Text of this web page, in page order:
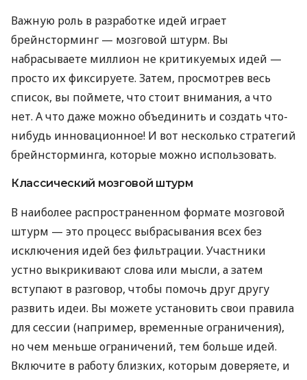
Важную роль в разработке идей играет
брейнсторминг — мозговой штурм. Вы
набрасываете миллион не критикуемых идей —
просто их фиксируете. Затем, просмотрев весь
список, вы поймете, что стоит внимания, а что
нет. А что даже можно объединить и создать что-
нибудь инновационное! И вот несколько стратегий
брейнсторминга, которые можно использовать.
Классический мозговой штурм
В наиболее распространенном формате мозговой
штурм — это процесс выбрасывания всех без
исключения идей без фильтрации. Участники
устно выкрикивают слова или мысли, а затем
вступают в разговор, чтобы помочь друг другу
развить идеи. Вы можете установить свои правила
для сессии (например, временные ограничения),
но чем меньше ограничений, тем больше идей.
Включите в работу близких, которым доверяете, и